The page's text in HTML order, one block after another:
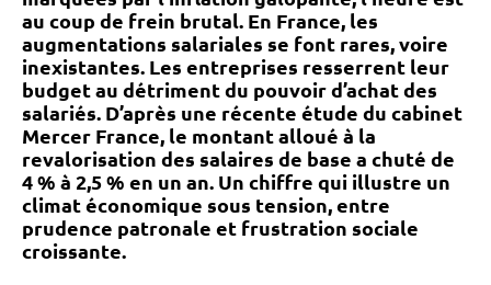
au coup de frein brutal. En France, les
augmentations salariales se font rares, voire
inexistantes. Les entreprises resserrent leur
budget au détriment du pouvoir d’achat des
salariés. D’après une récente étude du cabinet
Mercer France, le montant alloué à la
revalorisation des salaires de base a chuté de
4 % à 2,5 % en un an. Un chiffre qui illustre un
climat économique sous tension, entre
prudence patronale et frustration sociale
croissante.